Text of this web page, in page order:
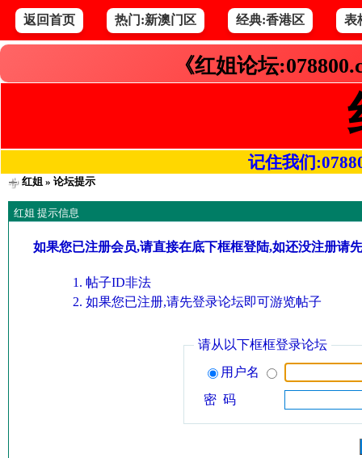
返回首页 热门:新澳门区 经典:香港区 表
《红姐论坛
记住我们
红姐» 论坛提示
红姐 提示信息
如果您已注册会员,请直接在底下框框登陆,如还没注册请
帖子ID非法
如果您已注册,请先登录论坛即可游览帖子
请从以下框框登录论坛
用户名
密 码